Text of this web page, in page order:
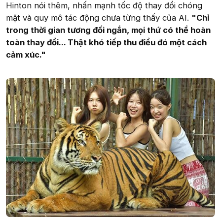
Hinton nói thêm, nhấn mạnh tốc độ thay đổi chóng
mặt và quy mô tác động chưa từng thấy của AI. "Chỉ
trong thời gian tương đối ngắn, mọi thứ có thể hoàn
toàn thay đổi... Thật khó tiếp thu điều đó một cách
cảm xúc."